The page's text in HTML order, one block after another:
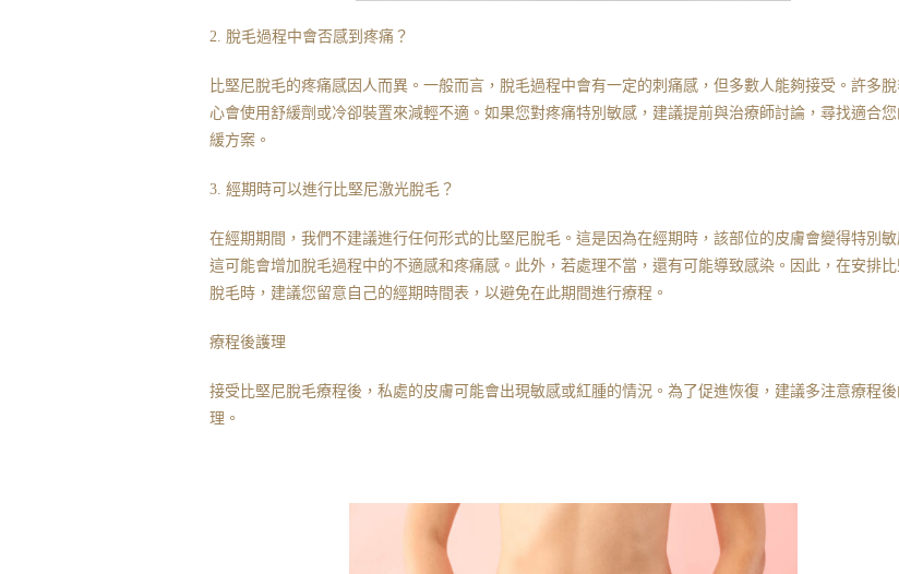
2. 脫毛過程中會否感到疼痛？
比堅尼脫毛的疼痛感因人而異。一般而言，脫毛過程中會有一定的刺痛感，但多數人能夠接受。許多脫
心會使用舒緩劑或冷卻裝置來減輕不適。如果您對疼痛特別敏感，建議提前與治療師討論，尋找適合
緩方案。
3. 經期時可以進行比堅尼激光脫毛？
在經期期間，我們不建議進行任何形式的比堅尼脫毛。這是因為在經期時，該部位的皮膚會變得特別敏
這可能會增加脫毛過程中的不適感和疼痛感。此外，若處理不當，還有可能導致感染。因此，在安排比
脫毛時，建議您留意自己的經期時間表，以避免在此期間進行療程。
療程後護理
接受比堅尼脫毛療程後，私處的皮膚可能會出現敏感或紅腫的情況。為了促進恢復，建議多注意療程
理。